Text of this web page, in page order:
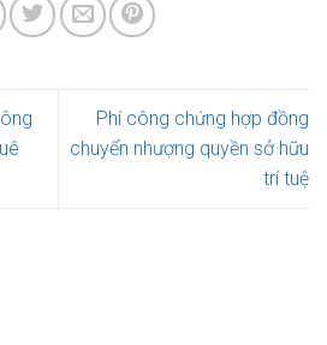
Phí công chứng hợp đồng
chuyển nhượng quyền sở hữu
trí tuệ